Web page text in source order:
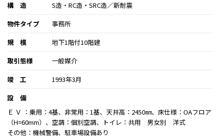
構 造
S造・RC造・SRC造／新耐震
物件タイプ
事務所
規 模
地下1階付10階建
取引態様
一般媒介
竣 工
1993年3月
設 備
Ｅ Ｖ ：乗用：4基、非常用：1基、天井高：2450㎜、床仕様：OAフロア
（H=60mm）、空調：個別空調、トイレ：共用 男女別 洋式
その他：機械警備、駐車場設備あり